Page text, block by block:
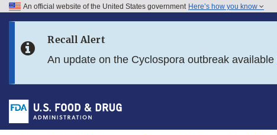
Skip to FDA Search
Skip to footer links
An official website of the United States government Here’s how you know
Recall Alert
An update on the Cyclospora outbreak available